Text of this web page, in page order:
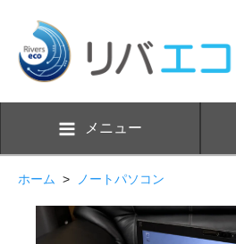
メニュー
ホーム > ノートパソコン